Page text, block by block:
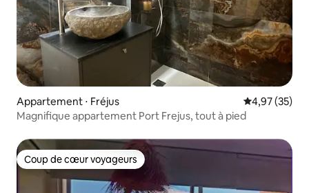
Appartement ⋅ Fréjus Évaluation
4,97 (35)
Magnifique appartement Port Frejus, tout à pied
Coup de cœur voyageurs
Coup de cœur voyageurs